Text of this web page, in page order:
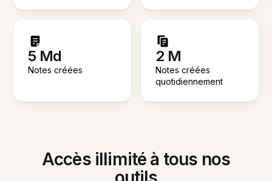
5 Md
Notes créées
2 M
Notes créées
quotidiennement
Accès illimité à tous nos